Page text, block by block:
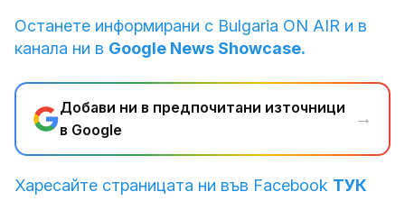
Останете информирани с Bulgaria ON AIR и в
канала ни в Google News Showcase.
Добави ни в предпочитани източници
в Google
→
Харесайте страницата ни във Facebook ТУК